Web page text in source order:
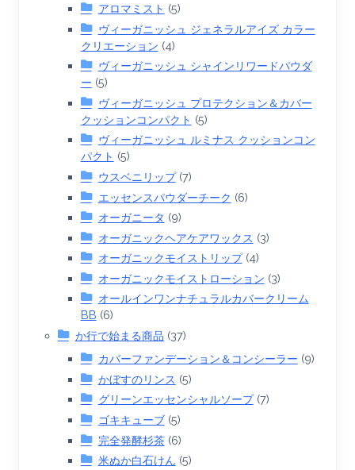
アロマミスト (5)
ヴィーガニッシュ ジェネラルアイズ カラー
クリエーション (4)
ヴィーガニッシュ シャインリワードパウダ
ー (5)
ヴィーガニッシュ プロテクション＆カバー
クッションコンパクト (5)
ヴィーガニッシュ ルミナス クッションコン
パクト (5)
ウスベニリップ(7)
エッセンスパウダーチーク (6)
オーガニータ (9)
オーガニックヘアケアワックス (3)
オーガニックモイストリップ(4)
オーガニックモイストローション (3)
オールインワンナチュラルカバークリーム
BB (6)
か行で始まる商品 (37)
カバーファンデーション＆コンシーラー (9)
かぼすのリンス (5)
グリーンエッセンシャルソープ(7)
ゴキキューブ(5)
完全発酵杉茶(6)
米ぬか白石けん (5)